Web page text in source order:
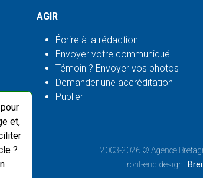
et,
?
AGIR
Écrire à la rédaction
Envoyer votre communiqué
Témoin ? Envoyer vos photos
Demander une accréditation
Publier
2003-2026 © Agence
Front-end design :